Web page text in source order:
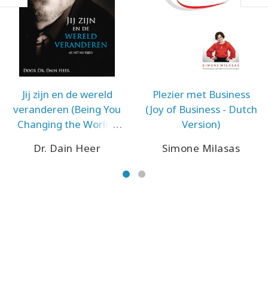
Jij zijn en de wereld
veranderen (Being You
Changing the World -
Dr. Dain Heer
Plezier met Business
(Joy of Business - Dutch
Version)
Simone Milasas